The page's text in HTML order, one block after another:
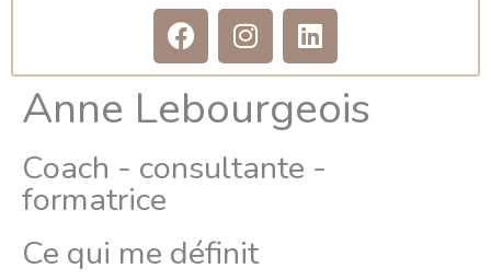
F
a
c
e
b
o
o
I
n
s
t
a
g
r
m
L
i
n
k
e
Anne Lebourgeois
Coach - consultante -
formatrice
Ce qui me définit